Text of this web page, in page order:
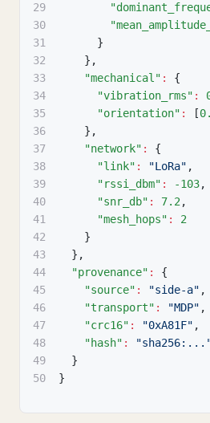
29
30
31
}
32
} ,
33
"mechanical" :
{
34
"vibration_rms" :
35
"orientation" : [
36
} ,
37
"network" :
{
38
"link" : "LoRa" ,
39
"rssi_dbm" : -103,
40
"snr_db" : 7.2 ,
41
"mesh_hops" :
2
42
}
43
} ,
44
"provenance" :
{
45
"source" : "side-a" ,
46
"transport" : "MDP" ,
47
"crc16" : "0xA81F" ,
48
"hash" :
49
}
50
}